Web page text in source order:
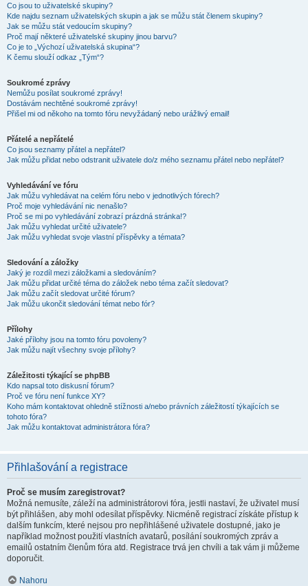
Co jsou to uživatelské skupiny?
Kde najdu seznam uživatelských skupin a jak se můžu stát členem skupiny?
Jak se můžu stát vedoucím skupiny?
Proč mají některé uživatelské skupiny jinou barvu?
Co je to „Výchozí uživatelská skupina“?
K čemu slouží odkaz „Tým“?
Soukromé zprávy
Nemůžu posílat soukromé zprávy!
Dostávám nechtěné soukromé zprávy!
Přišel mi od někoho na tomto fóru nevyžádaný nebo urážlivý email!
Přátelé a nepřátelé
Co jsou seznamy přátel a nepřátel?
Jak můžu přidat nebo odstranit uživatele do/z mého seznamu přátel nebo nepřátel?
Vyhledávání ve fóru
Jak můžu vyhledávat na celém fóru nebo v jednotlivých fórech?
Proč moje vyhledávání nic nenašlo?
Proč se mi po vyhledávání zobrazí prázdná stránka!?
Jak můžu vyhledat určité uživatele?
Jak můžu vyhledat svoje vlastní příspěvky a témata?
Sledování a záložky
Jaký je rozdíl mezi záložkami a sledováním?
Jak můžu přidat určité téma do záložek nebo téma začít sledovat?
Jak můžu začít sledovat určité fórum?
Jak můžu ukončit sledování témat nebo fór?
Přílohy
Jaké přílohy jsou na tomto fóru povoleny?
Jak můžu najít všechny svoje přílohy?
Záležitosti týkající se phpBB
Kdo napsal toto diskusní fórum?
Proč ve fóru není funkce XY?
Koho mám kontaktovat ohledně stížnosti a/nebo právních záležitostí týkajících se
tohoto fóra?
Jak můžu kontaktovat administrátora fóra?
Přihlašování a registrace
Proč se musím zaregistrovat?
Možná nemusíte, záleží na administrátorovi fóra, jestli nastaví, že uživatel musí
být přihlášen, aby mohl odesílat příspěvky. Nicméně registrací získáte přístup k
dalším funkcím, které nejsou pro nepřihlášené uživatele dostupné, jako je
například možnost použití vlastních avatarů, posílání soukromých zpráv a
emailů ostatním členům fóra atd. Registrace trvá jen chvíli a tak vám ji můžeme
doporučit.
Nahoru